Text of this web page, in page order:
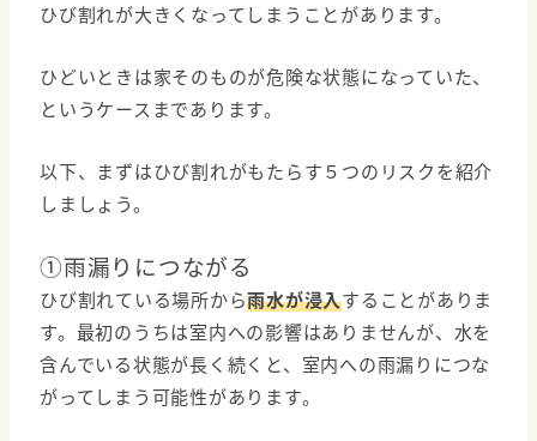
ひび割れが大きくなってしまうことがあります。
ひどいときは家そのものが危険な状態になっていた、
というケースまであります。
以下、まずはひび割れがもたらす５つのリスクを紹介
しましょう。
①雨漏りにつながる
ひび割れている場所から雨水が浸入することがありま
す。最初のうちは室内への影響はありませんが、水を
含んでいる状態が長く続くと、室内への雨漏りにつな
がってしまう可能性があります。